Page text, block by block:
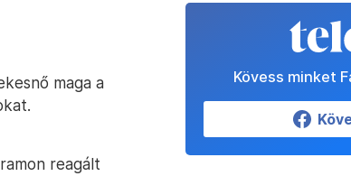
maga a
reagált
Kövess minket